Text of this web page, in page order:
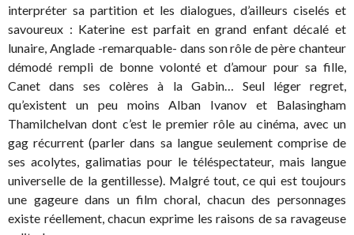
interpréter sa partition et les dialogues, d’ailleurs ciselés et
savoureux : Katerine est parfait en grand enfant décalé et
lunaire, Anglade -remarquable- dans son rôle de père chanteur
démodé rempli de bonne volonté et d’amour pour sa fille,
Canet dans ses colères à la Gabin… Seul léger regret,
qu’existent un peu moins Alban Ivanov et Balasingham
Thamilchelvan dont c’est le premier rôle au cinéma, avec un
gag récurrent (parler dans sa langue seulement comprise de
ses acolytes, galimatias pour le téléspectateur, mais langue
universelle de la gentillesse). Malgré tout, ce qui est toujours
une gageure dans un film choral, chacun des personnages
existe réellement, chacun exprime les raisons de sa ravageuse